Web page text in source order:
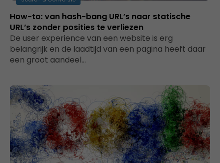
How-to: van hash-bang URL’s naar statische
URL’s zonder posities te verliezen
De user experience van een website is erg
belangrijk en de laadtijd van een pagina heeft daar
een groot aandeel…